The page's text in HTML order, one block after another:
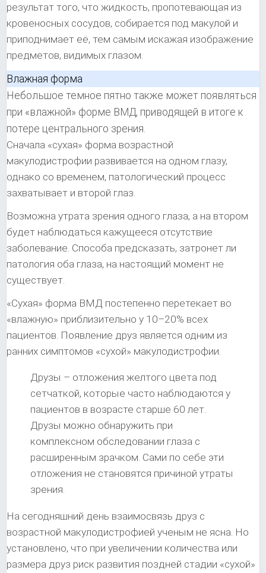
результат того, что жидкость, пропотевающая из
кровеносных сосудов, собирается под макулой и
приподнимает её, тем самым искажая изображение
предметов, видимых глазом.
Влажная форма
Небольшое темное пятно также может появляться
при «влажной» форме ВМД, приводящей в итоге к
потере центрального зрения.
Сначала «сухая» форма возрастной
макулодистрофии развивается на одном глазу,
однако со временем, патологический процесс
захватывает и второй глаз.
Возможна утрата зрения одного глаза, а на втором
будет наблюдаться кажущееся отсутствие
заболевание. Способа предсказать, затронет ли
патология оба глаза, на настоящий момент не
существует.
«Сухая» форма ВМД постепенно перетекает во
«влажную» приблизительно у 10–20% всех
пациентов. Появление друз является одним из
ранних симптомов «сухой» макулодистрофии.
Друзы – отложения желтого цвета под
сетчаткой, которые часто наблюдаются у
пациентов в возрасте старше 60 лет.
Друзы можно обнаружить при
комплексном обследовании глаза с
расширенным зрачком. Сами по себе эти
отложения не становятся причиной утраты
зрения.
На сегодняшний день взаимосвязь друз с
возрастной макулодистрофией ученым не ясна. Но
установлено, что при увеличении количества или
размера друз риск развития поздней стадии «сухой»